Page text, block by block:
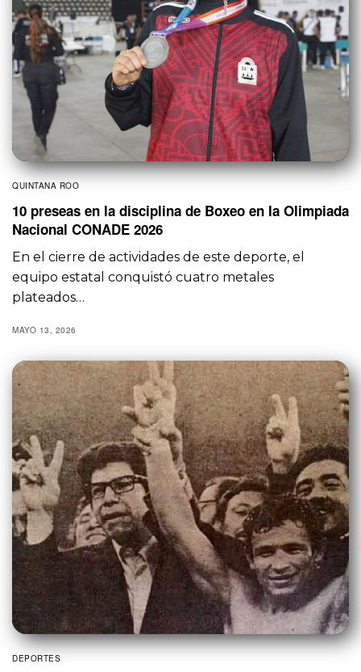
QUINTANA ROO
10 preseas en la disciplina de Boxeo en la Olimpiada
Nacional CONADE 2026
En el cierre de actividades de este deporte, el
equipo estatal conquistó cuatro metales
plateados…
MAYO 13, 2026
DEPORTES